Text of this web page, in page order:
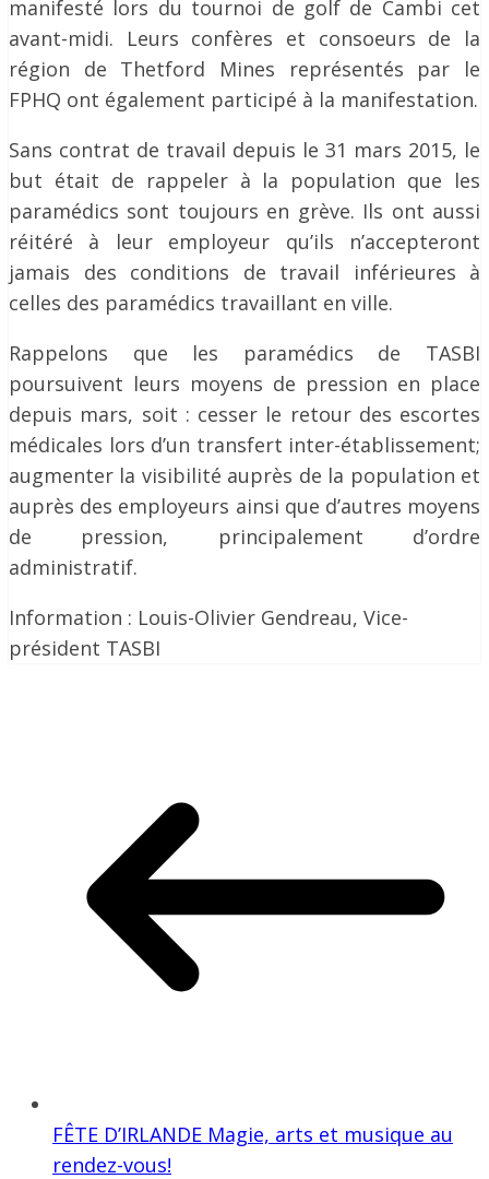
manifesté lors du tournoi de golf de Cambi cet
avant-midi. Leurs confères et consoeurs de la
région de Thetford Mines représentés par le
FPHQ ont également participé à la manifestation.
Sans contrat de travail depuis le 31 mars 2015, le
but était de rappeler à la population que les
paramédics sont toujours en grève. Ils ont aussi
réitéré à leur employeur qu’ils n’accepteront
jamais des conditions de travail inférieures à
celles des paramédics travaillant en ville.
Rappelons que les paramédics de TASBI
poursuivent leurs moyens de pression en place
depuis mars, soit : cesser le retour des escortes
médicales lors d’un transfert inter-établissement;
augmenter la visibilité auprès de la population et
auprès des employeurs ainsi que d’autres moyens
de pression, principalement d’ordre
administratif.
Information : Louis-Olivier Gendreau, Vice-
président TASBI
FÊTE D’IRLANDE Magie, arts et musique au
rendez-vous!